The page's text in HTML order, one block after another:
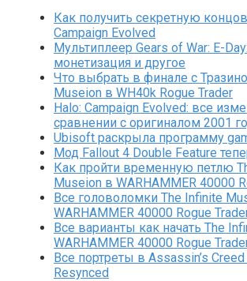
Как получить секретную
Campaign Evolved
Мультиплеер Gears of War: E-
монетизация и другое
Что выбрать в финале с
Museion в WH40k Rogue Trader
Halo: Campaign Evolved: все
сравнении с оригиналом 2001
Ubisoft раскрыла программу
Мод Fallout 4 Double Feature
Как пройти временную петлю
Museion в WARHAMMER 40000
Все головоломки The Infinite
WARHAMMER 40000 Rogue
Все варианты как начать The
WARHAMMER 40000 Rogue
Все портреты в Assassin’s
Resynced